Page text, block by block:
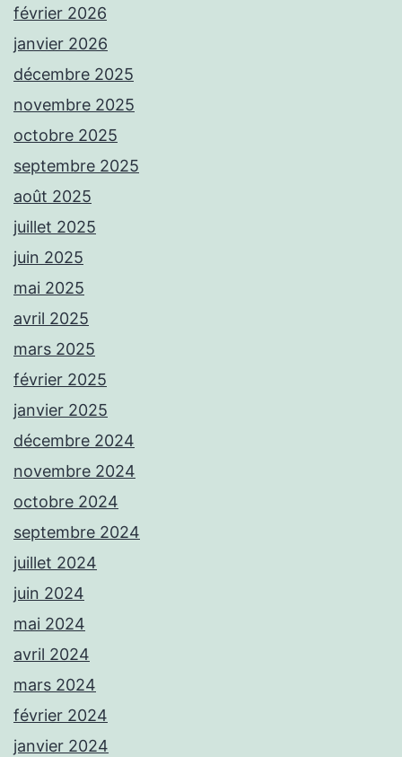
février 2026
janvier 2026
décembre 2025
novembre 2025
octobre 2025
septembre 2025
août 2025
juillet 2025
juin 2025
mai 2025
avril 2025
mars 2025
février 2025
janvier 2025
décembre 2024
novembre 2024
octobre 2024
septembre 2024
juillet 2024
juin 2024
mai 2024
avril 2024
mars 2024
février 2024
janvier 2024